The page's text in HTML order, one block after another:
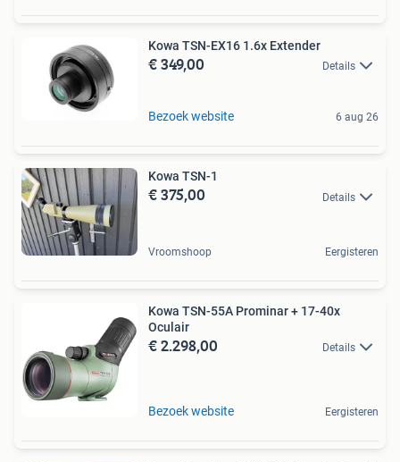
Kowa TSN-EX16 1.6x Extender
€ 349,00 Details
Bezoek website 6 aug 26
Kowa TSN-1
€ 375,00 Details
Vroomshoop Eergisteren
Kowa TSN-55A Prominar + 17-40x
Oculair
€ 2.298,00 Details
Bezoek website Eergisteren